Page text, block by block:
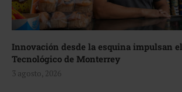
Innovación desde la esquina impulsan
Tecnológico de Monterrey
3 agosto, 2026